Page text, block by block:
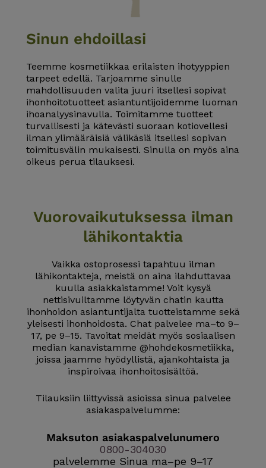
Sinun ehdoillasi
Teemme kosmetiikkaa erilaisten ihotyyppien
tarpeet edellä. Tarjoamme sinulle
mahdollisuuden valita juuri itsellesi sopivat
ihonhoitotuotteet asiantuntijoidemme luoman
ihoanalyysinavulla. Toimitamme tuotteet
turvallisesti ja kätevästi suoraan kotiovellesi
ilman ylimääräisiä välikäsiä itsellesi sopivan
toimitusvälin mukaisesti. Sinulla on myös aina
oikeus perua tilauksesi.
Vuorovaikutuksessa ilman
lähikontaktia
Vaikka ostoprosessi tapahtuu ilman
lähikontakteja, meistä on aina ilahduttavaa
kuulla asiakkaistamme! Voit kysyä
nettisivuiltamme löytyvän chatin kautta
ihonhoidon asiantuntijalta tuotteistamme sekä
yleisesti ihonhoidosta. Chat palvelee ma–to 9–
17, pe 9–15. Tavoitat meidät myös sosiaalisen
median kanavistamme @hohdekosmetiikka,
joissa jaamme hyödyllistä, ajankohtaista ja
inspiroivaa ihonhoitosisältöä.
Tilauksiin liittyvissä asioissa sinua palvelee
asiakaspalvelumme:
Maksuton asiakaspalvelunumero
0800-304030
palvelemme Sinua ma–pe 9–17